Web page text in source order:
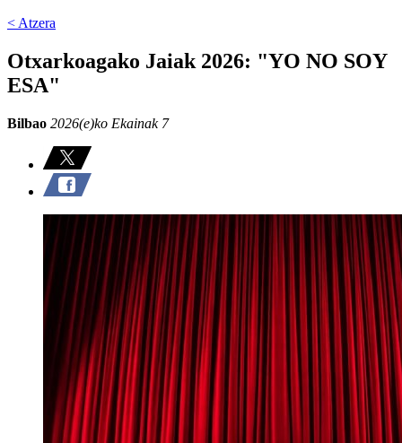
< Atzera
Otxarkoagako Jaiak 2026: "YO NO SOY
ESA"
Bilbao 2026(e)ko Ekainak 7